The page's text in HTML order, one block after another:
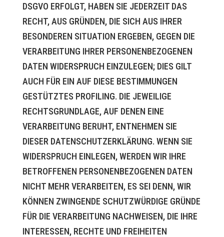
DSGVO ERFOLGT, HABEN SIE JEDERZEIT DAS
RECHT, AUS GRÜNDEN, DIE SICH AUS IHRER
BESONDEREN SITUATION ERGEBEN, GEGEN DIE
VERARBEITUNG IHRER PERSONENBEZOGENEN
DATEN WIDERSPRUCH EINZULEGEN; DIES GILT
AUCH FÜR EIN AUF DIESE BESTIMMUNGEN
GESTÜTZTES PROFILING. DIE JEWEILIGE
RECHTSGRUNDLAGE, AUF DENEN EINE
VERARBEITUNG BERUHT, ENTNEHMEN SIE
DIESER DATENSCHUTZERKLÄRUNG. WENN SIE
WIDERSPRUCH EINLEGEN, WERDEN WIR IHRE
BETROFFENEN PERSONENBEZOGENEN DATEN
NICHT MEHR VERARBEITEN, ES SEI DENN, WIR
KÖNNEN ZWINGENDE SCHUTZWÜRDIGE GRÜNDE
FÜR DIE VERARBEITUNG NACHWEISEN, DIE IHRE
INTERESSEN, RECHTE UND FREIHEITEN